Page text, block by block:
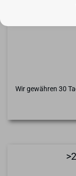
Wir gewähren 30